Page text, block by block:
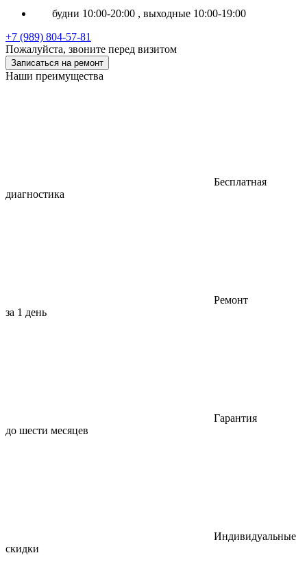
будни 10:00-20:00 , выходные 10:00-19:00
+7 (989) 804-57-81
Пожалуйста, звоните перед визитом
Записаться на ремонт
Наши преимущества
Бесплатная
диагностика
Ремонт
за 1 день
Гарантия
до шести месяцев
Индивидуальные
скидки